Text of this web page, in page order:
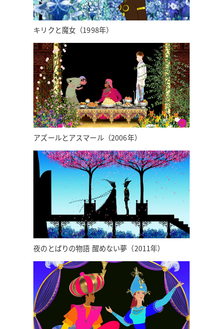
キリクと魔女（1998年）
アズールとアスマール（2006年）
夜のとばりの物語 醒めない夢（2011年）